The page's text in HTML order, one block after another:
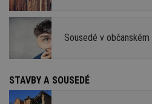
Sousedé v občanském
STAVBY A SOUSEDÉ